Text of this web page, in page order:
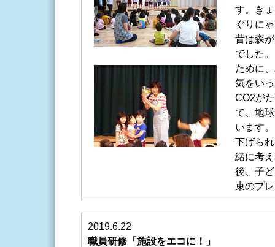
す。き
ぐりに
昔は森
でした
ために
気をい
CO2が
て、地
います
下げら
緒に考
後、子
束のプ
2019.6.22
職員研修「施設をエコに！」